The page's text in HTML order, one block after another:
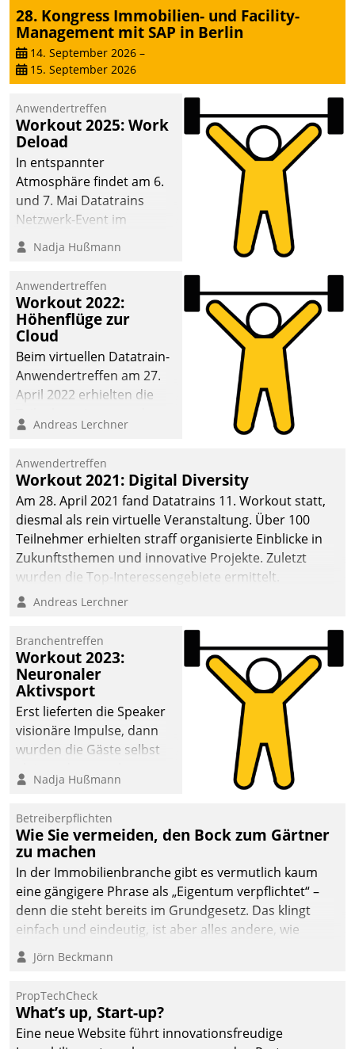
28. Kongress Immobilien- und Facility-
Management mit SAP in Berlin
14. September 2026 –
15. September 2026
Anwendertreffen
Workout 2025: Work
Deload
In entspannter
Atmosphäre findet am 6.
und 7. Mai Datatrains
Netzwerk-Event im
Kunden- und Partnerkreis
statt. Zentrale Frage: Wie
Mammutprojekte
meistern und Workloads
wuppen – bei zunehmend
anspruchsvollen
Aufgaben und
abnehmendem
Nadja Hußmann
Anwendertreffen
Workout 2022:
Höhenflüge zur
Cloud
Beim virtuellen Datatrain-
Anwendertreffen am 27.
April 2022 erhielten die
Teilnehmer kurzweilige
Cloud-Strategien und -
Lösungen mit hohem
Zukunftspotenzial.
Andreas Lerchner
Anwendertreffen
Workout 2021: Digital Diversity
Am 28. April 2021 fand Datatrains 11. Workout statt,
diesmal als rein virtuelle Veranstaltung. Über 100
Teilnehmer erhielten straff organisierte Einblicke in
Zukunftsthemen und innovative Projekte. Zuletzt
wurden die Top-Interessengebiete ermittelt.
Andreas Lerchner
Branchentreffen
Workout 2023:
Neuronaler
Aktivsport
Erst lieferten die Speaker
visionäre Impulse, dann
wurden die Gäste selbst
methodisch
Quartier. Dazwischen
zeigte Datatrain, was es
Neues zu bieten hat.
Nadja Hußmann
Betreiberpflichten
Wie Sie vermeiden, den Bock zum Gärtner
zu machen
In der Immobilienbranche gibt es vermutlich kaum
eine gängigere Phrase als „Eigentum verpflichtet“ –
denn die steht bereits im Grundgesetz. Das klingt
einfach und eindeutig, ist aber alles andere, wie
Branchenbeschäftigte wissen. Denn mit der
Verantwortung folgen Verpflichtungen.
Jörn Beckmann
PropTechCheck
What’s up, Start-up?
Eine neue Website führt innovationsfreudige